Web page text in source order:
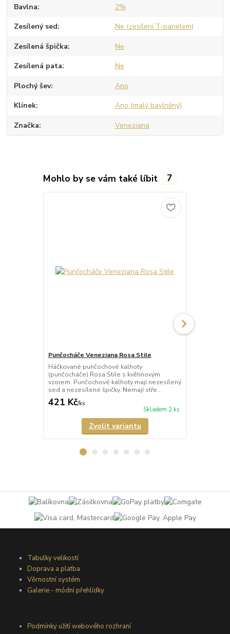
Bavlna 2%
Zesílený sed Ne (zesílení T-panelem)
Zesílená špička Ne
Zesílená pata Ne
Plochý šev Ano
Klínek Ano (malý bavlněný)
Značka Veneziana
Mohlo by se vám také líbit 7
Punčocháče Veneziana Rosa Stile
Háčkované punčochové kalhoty
(punčocháče) Rosa Stile s květinovým
vzorem. Punčochové kalhoty mají nezesílený
sed a nezesílené špičky. Nemají stře...
421 Kč/ks
Skladem 2 ks
Zvolit variantu
Tabulky velikostí
Doprava a platba
Věrnostní systém
Galerie - módní přehlídky
Podmínky užití webového rozhraní